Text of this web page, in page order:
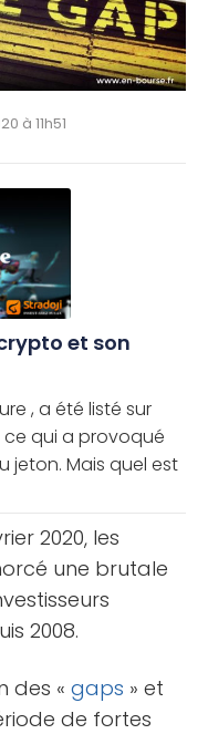
à 11h51
et son
, a été listé sur
ce qui a provoqué
jeton. Mais quel est
2020, les
une brutale
2008.
des « gaps » et
de fortes